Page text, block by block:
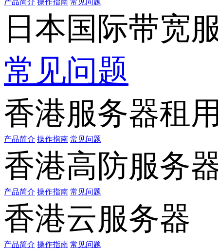
产品简介 操作指南 常见问题
日本国际带宽
常见问题
香港服务器租
产品简介 操作指南 常见问题
香港高防服务
产品简介 操作指南 常见问题
香港云服务器
产品简介 操作指南 常见问题